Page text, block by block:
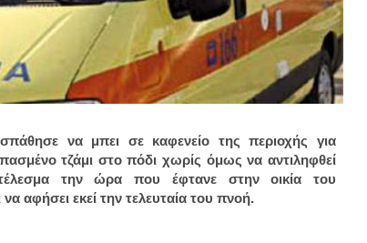
να μπει σε καφενείο της περιοχής για
τζάμι στο πόδι χωρίς όμως να αντιληφθεί
την ώρα που έφτανε στην οικία του
αφήσει εκεί την τελευταία του πνοή.